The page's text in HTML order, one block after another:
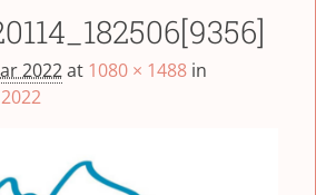
2022at 1080 × 1488 in